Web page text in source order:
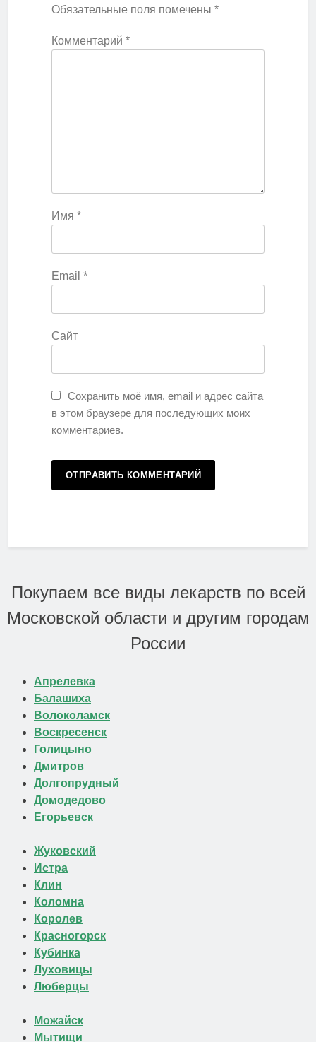
Обязательные поля помечены *
Комментарий *
Имя *
Email *
Сайт
Сохранить моё имя, email и адрес сайта
в этом браузере для последующих моих
комментариев.
Покупаем все виды лекарств по всей
Московской области и другим городам
России
Апрелевка
Балашиха
Волоколамск
Воскресенск
Голицыно
Дмитров
Долгопрудный
Домодедово
Егорьевск
Жуковский
Истра
Клин
Коломна
Королев
Красногорск
Кубинка
Луховицы
Люберцы
Можайск
Мытищи